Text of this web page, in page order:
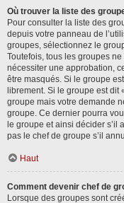
Où trouver la liste des
Pour consulter la liste des
depuis votre panneau de
groupes, sélectionnez le
Toutefois, tous les groupes
nécessiter une approbation,
être masqués. Si le groupe
librement. Si le groupe est
groupe mais votre demande
groupe. Ce dernier pourra
le groupe et ainsi décider s’il
pas le chef de groupe s’il
Haut
Comment devenir chef de
Lorsque des groupes sont